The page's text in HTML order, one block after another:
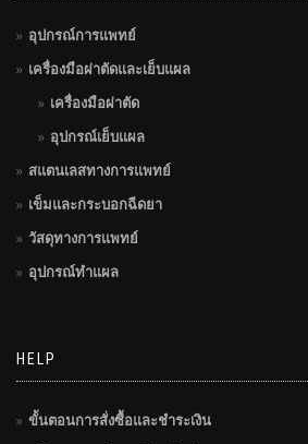
อุปกรณ์การแพทย์
เครื่องมือผ่าตัดและเย็บแผล
เครื่องมือผ่าตัด
อุปกรณ์เย็บแผล
สแตนเลสทางการแพทย์
เข็มและกระบอกฉีดยา
วัสดุทางการแพทย์
อุปกรณ์ทำแผล
HELP
ขั้นตอนการสั่งซื้อและชำระเงิน